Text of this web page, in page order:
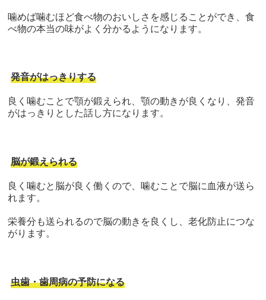
噛めば噛むほど食べ物のおいしさを感じることができ、食
べ物の本当の味がよく分かるようになります。
発音がはっきりする
良く噛むことで顎が鍛えられ、顎の動きが良くなり、発音
がはっきりとした話し方になります。
脳が鍛えられる
良く噛むと脳が良く働くので、噛むことで脳に血液が送ら
れます。
栄養分も送られるので脳の動きを良くし、老化防止につな
がります。
虫歯・歯周病の予防になる